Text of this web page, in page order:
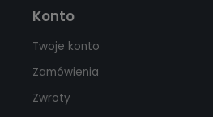
Konto
Twoje konto
Zamówienia
Zwroty